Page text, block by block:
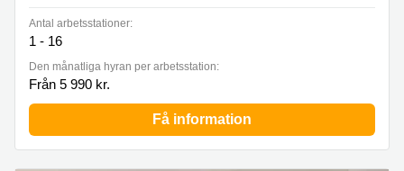
Antal arbetsstationer:
1 - 16
Den månatliga hyran per arbetsstation:
Från 5 990 kr.
Få information